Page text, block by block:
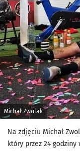
Michał Zwolak
Na zdjęciu Michał
który przez 24